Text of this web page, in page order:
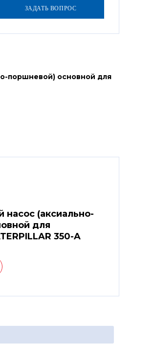
поршневой) основной для
насос (аксиально-
для
350-A